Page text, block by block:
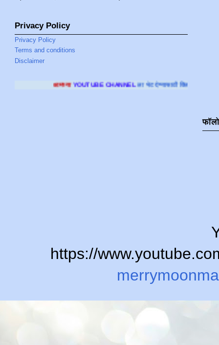
Privacy Policy
Privacy Policy
Terms and conditions
Disclaimer
YOUTUBE CHANNELला भेट देण्यासाठी क्लिक करा.
https://